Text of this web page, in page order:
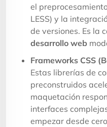
el
LESS) y la
de versiones. Es la
desarrollo web
Frameworks CSS
Estas librerías de
preconstruidos
maquetación
interfaces
empezar desde